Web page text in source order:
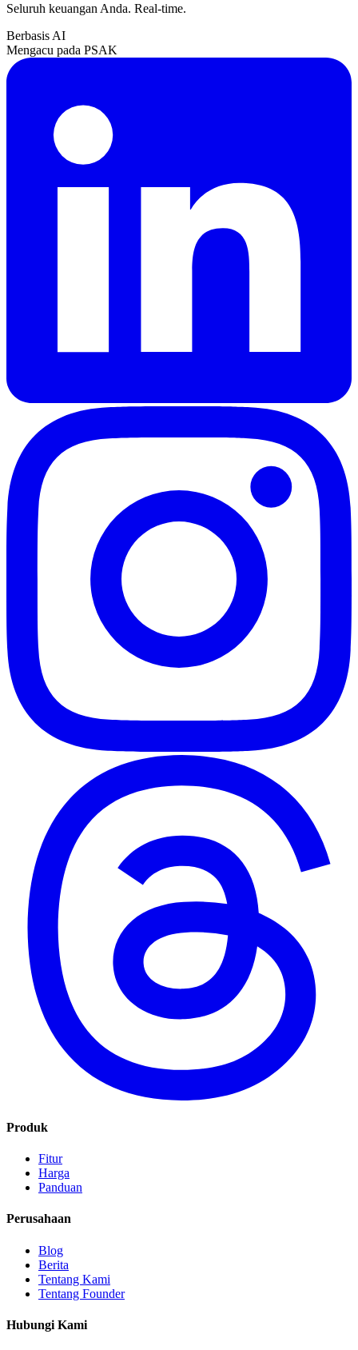
Seluruh keuangan Anda. Real-time.
Berbasis AI
Mengacu pada PSAK
Produk
Fitur
Harga
Panduan
Perusahaan
Blog
Berita
Tentang Kami
Tentang Founder
Hubungi Kami